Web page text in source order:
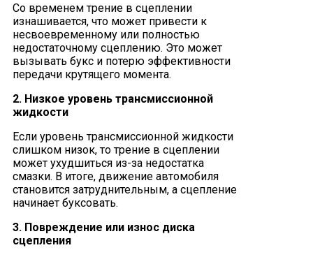
Со временем трение в сцеплении
изнашивается, что может привести к
несвоевременному или полностью
недостаточному сцеплению. Это может
вызывать букс и потерю эффективности
передачи крутящего момента.
2. Низкое уровень трансмиссионной
жидкости
Если уровень трансмиссионной жидкости
слишком низок, то трение в сцеплении
может ухудшиться из-за недостатка
смазки. В итоге, движение автомобиля
становится затруднительным, а сцепление
начинает буксовать.
3. Повреждение или износ диска
сцепления